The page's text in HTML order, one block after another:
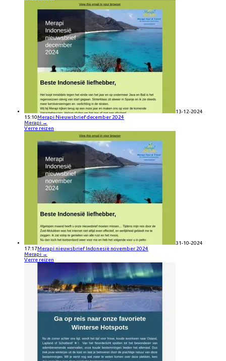
13-12-2024
15:10Merapi Nieuwsbrief december 2024
Merapi →
Verre reizen
31-10-2024
17:17Merapi nieuwsbrief Indonesië november 2024
Merapi →
Verre reizen